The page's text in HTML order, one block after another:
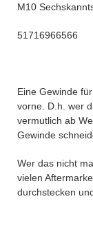
M10
51716966566
Eine Gewinde
vorne. D.h. wer
vermutlich ab
Gewinde
Wer das nicht
vielen
durchstecken